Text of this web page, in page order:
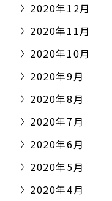
2020年12月
2020年11月
2020年10月
2020年9月
2020年8月
2020年7月
2020年6月
2020年5月
2020年4月